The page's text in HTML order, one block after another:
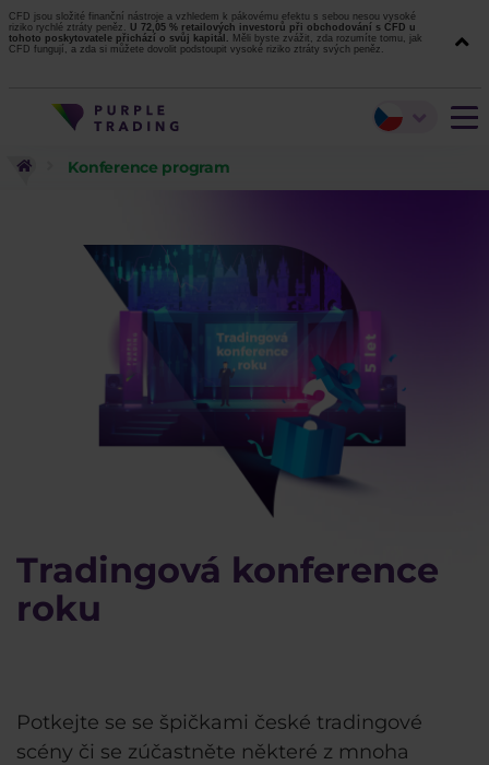
CFD jsou složité finanční nástroje a vzhledem k pákovému efektu s sebou nesou vysoké
riziko rychlé ztráty peněz. U 72,05 % retailových investorů při obchodování s CFD u
tohoto poskytovatele přichází o svůj kapitál. Měli byste zvážit, zda rozumíte tomu, jak
CFD fungují, a zda si můžete dovolit podstoupit vysoké riziko ztráty svých peněz.
Konference program
Tradingová konference
roku
Potkejte se se špičkami české tradingové
scény či se zúčastněte některé z mnoha